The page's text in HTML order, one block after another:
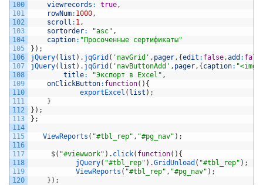
100
101
102
103
104
105
106
107
108
109
110
111
112
113
114
115
116
117
118
119
120
viewrecords : true ,
rowNum: 1000 ,
scroll : 1 ,
sortorder: "asc" ,
caption: "Просоченные сертификаты"
} ) ;
jQuery( list ) . jqGrid ( 'navGrid' , pager , {edit : false ,add :
jQuery( list ) . jqGrid ( 'navButtonAdd' , pager , {caption:
title: "Экспорт в Excel" ,
onClickButton: function( ) {
exportExcel ( list ) ;
}
} ) ;
} ;
ViewReports ( "#tbl_rep" , "#pg_nav" ) ;
$( "#viewwork" ) . click( function( ) {
jQuery( "#tbl_rep" ) .GridUnload ( "#tbl_rep" ) ;
ViewReports ( "#tbl_rep" , "#pg_nav" ) ;
} ) ;